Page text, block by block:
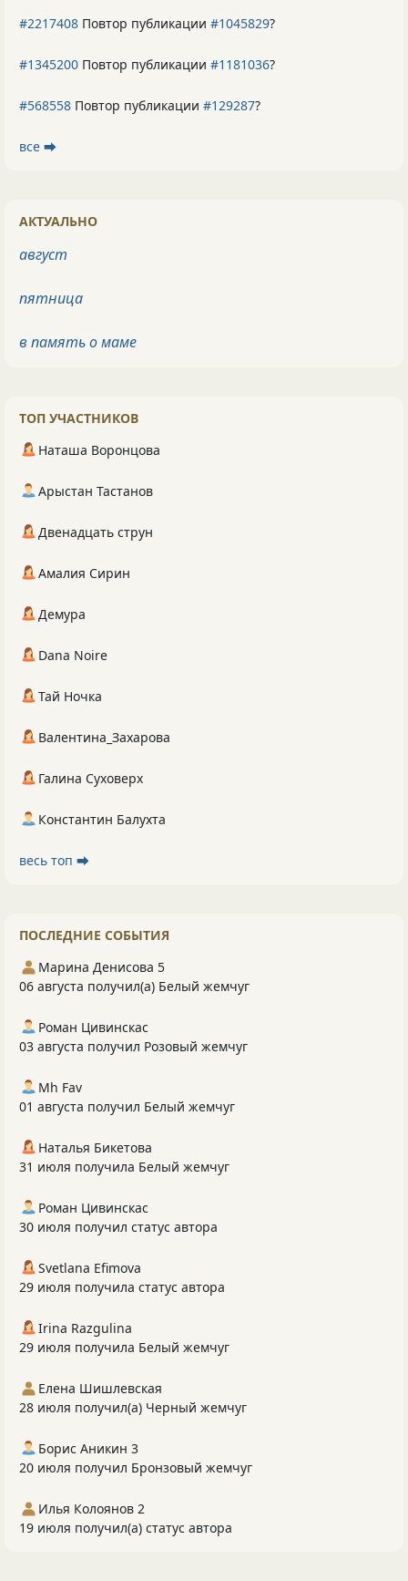
#2217408 Повтор публикации #1045829?
#1345200 Повтор публикации #1181036?
#568558 Повтор публикации #129287?
все ⮕
АКТУАЛЬНО
август
пятница
в память о маме
ТОП УЧАСТНИКОВ
Наташа Воронцова
Арыстан Тастанов
Двенадцать струн
Амалия Сирин
Демура
Dana Noire
Тай Ночка
Валентина_Захарова
Галина Суховерх
Константин Балухта
весь топ ⮕
ПОСЛЕДНИЕ СОБЫТИЯ
Марина Денисова 5
06 августа получил(а) Белый жемчуг
Роман Цивинскас
03 августа получил Розовый жемчуг
Mh Fav
01 августа получил Белый жемчуг
Наталья Бикетова
31 июля получила Белый жемчуг
Роман Цивинскас
30 июля получил статус автора
Svetlana Efimova
29 июля получила статус автора
Irina Razgulina
29 июля получила Белый жемчуг
Елена Шишлевская
28 июля получил(а) Черный жемчуг
Борис Аникин 3
20 июля получил Бронзовый жемчуг
Илья Колоянов 2
19 июля получил(а) статус автора